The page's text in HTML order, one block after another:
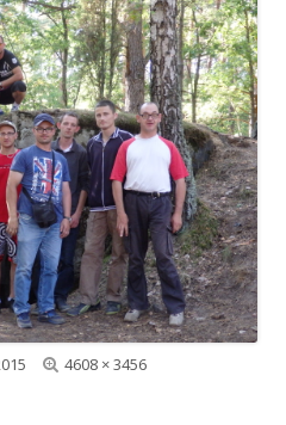
Pełny
4608 × 3456